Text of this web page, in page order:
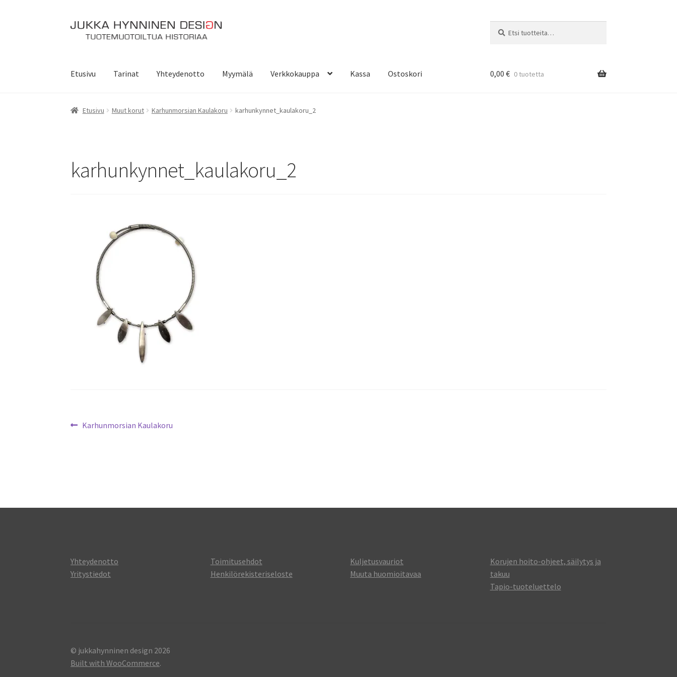
Siirry
navigointiin
Siirry
sisältöön
Etusivu Tarinat Yhteydenotto Myymälä Verkkokauppa Kassa Ostoskori 0,00 € 0 tuotetta
Etusivu Muut korut Karhunmorsian Kaulakoru karhunkynnet_kaulakoru_2
karhunkynnet_kaulakoru_2
Artikkelien
Edellinen
Karhunmorsian Kaulakoru
Yhteydenotto
Yritystiedot
Toimitusehdot
Henkilörekisteriseloste
Kuljetusvauriot
Muuta huomioitavaa
Korujen hoito-ohjeet, säilytys ja
takuu
Tapio-tuoteluettelo
© jukkahynninen design 2026
Built with WooCommerce.